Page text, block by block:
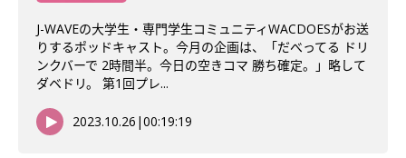
J-WAVEの大学生・専門学生コミュニティWACDOESがお送
りするポッドキャスト。今月の企画は、「だべってる ドリ
ンクバーで 2時間半。今日の空きコマ 勝ち確定。」略して
ダベドリ。 第1回プレ...
2023.10.26 |00:19:19